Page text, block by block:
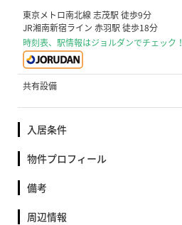
東京メトロ南北線 志茂駅 徒歩9分
JR湘南新宿ライン 赤羽駅 徒歩18分
時刻表、駅情報はジョルダンでチェック！
共有設備
入居条件
物件プロフィール
備考
周辺情報